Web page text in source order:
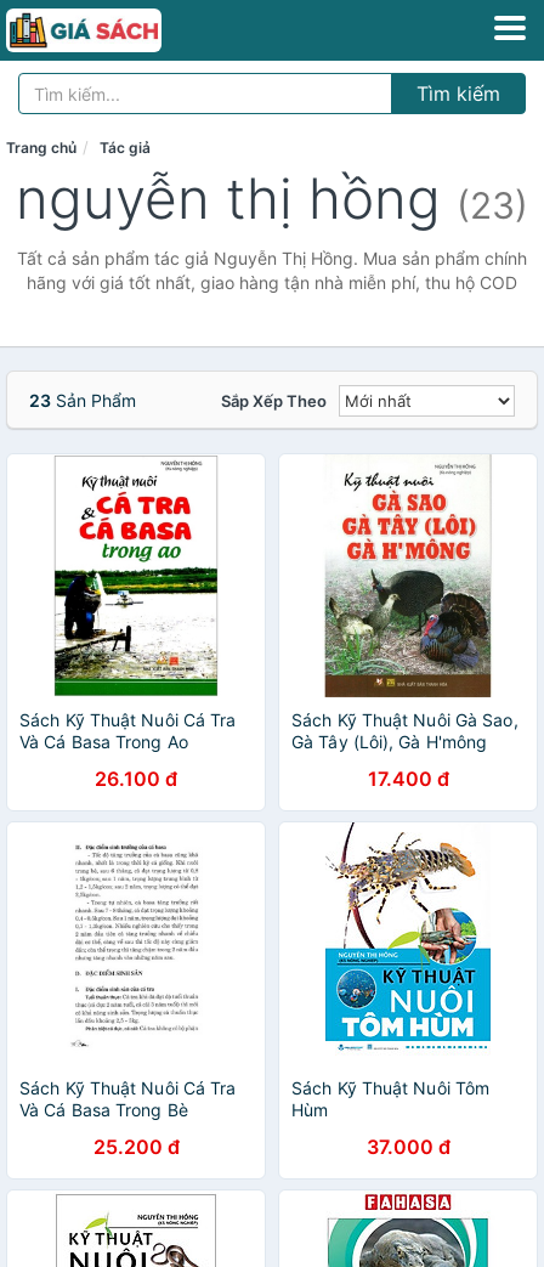
Tìm kiếm
Trang chủ Tác giả
nguyễn thị hồng (23)
Tất cả sản phẩm tác giả Nguyễn Thị Hồng. Mua sản phẩm chính
hãng với giá tốt nhất, giao hàng tận nhà miễn phí, thu hộ COD
23 Sản Phẩm Sắp Xếp Theo
Sách Kỹ Thuật Nuôi Cá Tra
Và Cá Basa Trong Ao
26.100 đ
Sách Kỹ Thuật Nuôi Gà Sao,
Gà Tây (Lôi), Gà H'mông
17.400 đ
Sách Kỹ Thuật Nuôi Cá Tra
Và Cá Basa Trong Bè
25.200 đ
Sách Kỹ Thuật Nuôi Tôm
Hùm
37.000 đ